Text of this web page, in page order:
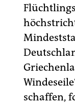
schaffen,